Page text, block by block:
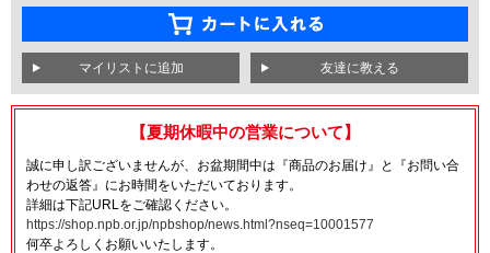
友達に教える
【夏期休暇中の営業について】
誠に申し訳ございませんが、お盆期間中は『商品のお届け』と『お問い合
わせの返答』にお時間をいただいております。
詳細は下記URLをご確認ください。
https://shop.npb.or.jp/npbshop/news.html?nseq=10001577
何卒よろしくお願いいたします。